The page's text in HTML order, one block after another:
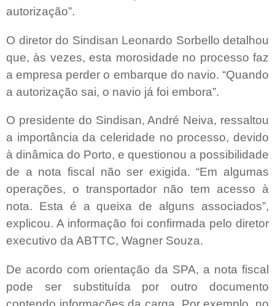
autorização”.
O diretor do Sindisan Leonardo Sorbello detalhou
que, às vezes, esta morosidade no processo faz
a empresa perder o embarque do navio. “Quando
a autorização sai, o navio já foi embora”.
O presidente do Sindisan, André Neiva, ressaltou
a importância da celeridade no processo, devido
à dinâmica do Porto, e questionou a possibilidade
de a nota fiscal não ser exigida. “Em algumas
operações, o transportador não tem acesso à
nota. Esta é a queixa de alguns associados”,
explicou. A informação foi confirmada pelo diretor
executivo da ABTTC, Wagner Souza.
De acordo com orientação da SPA, a nota fiscal
pode ser substituída por outro documento